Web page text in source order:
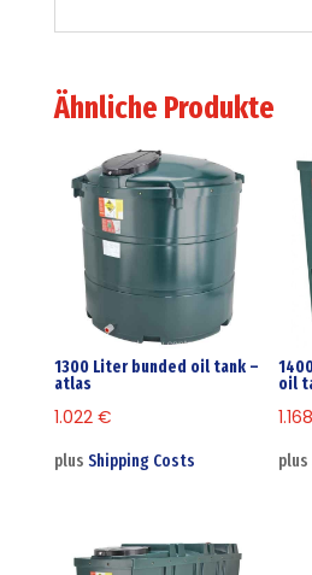
Ähnliche Produkte
1300 Liter bunded oil tank –
atlas
1.022 €
plus Shipping Costs
oil
plus